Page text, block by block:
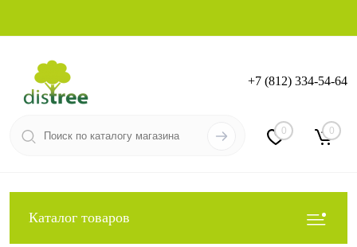
Вход Регистрация
+7 (812) 334-54-64
0 0
Каталог товаров